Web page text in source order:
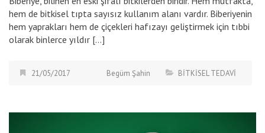
hem de bitkisel tıpta sayısız kullanım alanı vardır. Biberiyenin
hem yaprakları hem de çiçekleri hafızayı geliştirmek için tıbbi
olarak binlerce yıldır […]
21/05/2017 Begüm Şahin BİTKİSEL TEDAVİ